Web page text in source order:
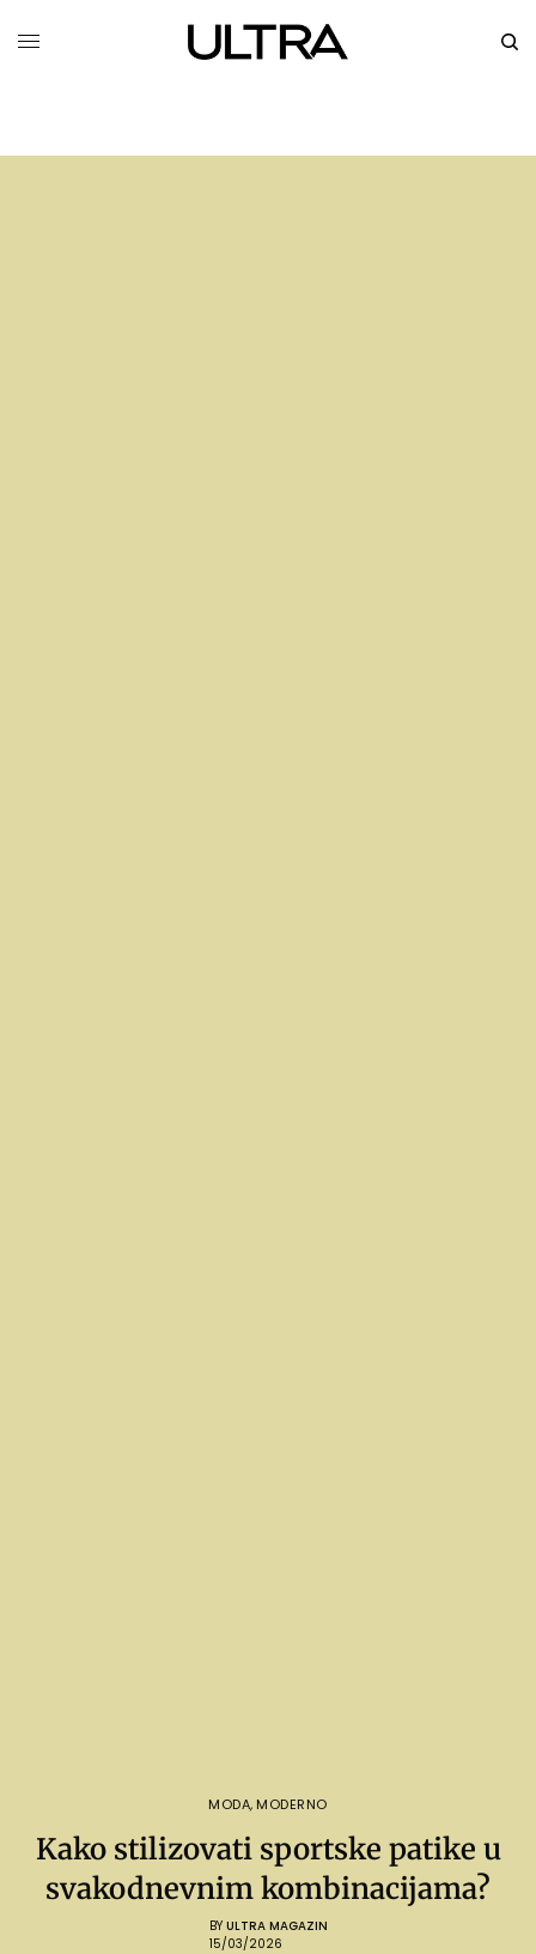
MODA, MODERNO
Kako stilizovati sportske patike u
svakodnevnim kombinacijama?
BY ULTRA MAGAZIN
15/03/2026